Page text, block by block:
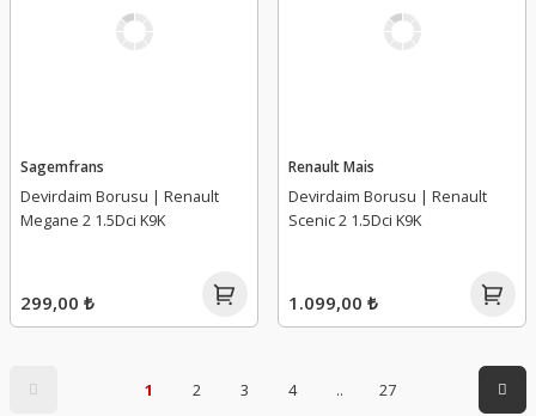
Sagemfrans
Devirdaim Borusu | Renault
Megane 2 1.5Dci K9K
299,00 ₺
Renault Mais
Devirdaim Borusu | Renault
Scenic 2 1.5Dci K9K
1.099,00 ₺
1 2 3 4 .. 27